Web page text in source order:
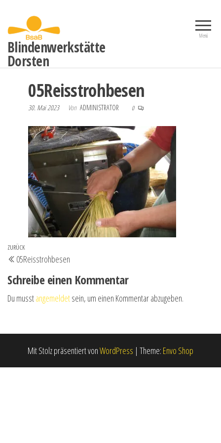
springen
Blindenwerkstätte
Dorsten
Menü
05Reisstrohbesen
30. Mai 2023 Von ADMINISTRATOR 0
Beitrags-
Navigation
Vorheriger
Beitrag
ZURÜCK
05Reisstrohbesen
Schreibe einen Kommentar
Du musstangemeldetsein, um einen Kommentar abzugeben.
Mit Stolz präsentiert vonWordPress | Theme: Envo Shop